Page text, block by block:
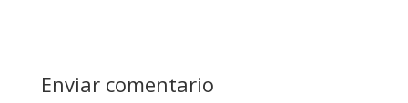
Enviar comentario